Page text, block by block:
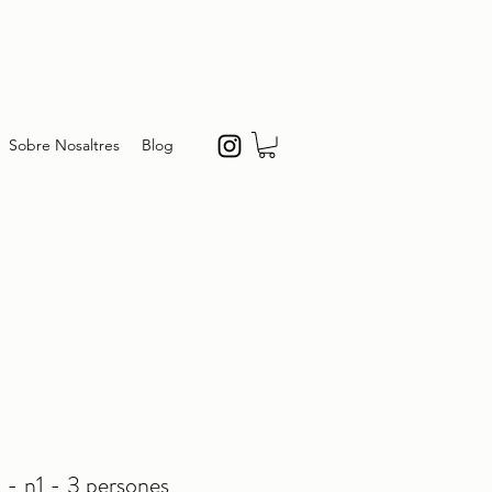
Sobre Nosaltres Blog
- n1 - 3 persones